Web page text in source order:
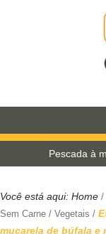
Pescada à milanesa
Você está aqui: Home /
Sem Carne / Vegetais /
muçarela de búfala e